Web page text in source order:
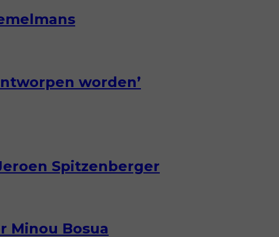
worden’
Spitzenberger
Minou Bosua